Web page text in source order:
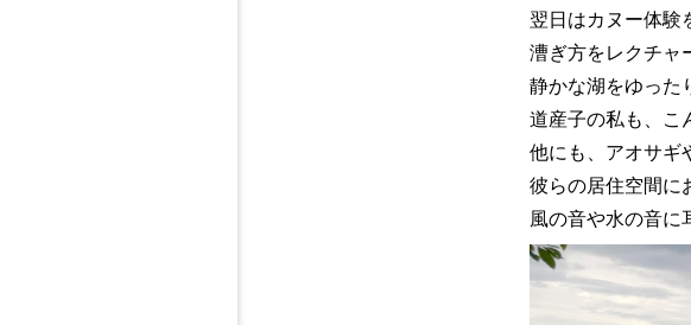
翌日はカヌー体験
漕ぎ方をレクチャ
静かな湖をゆった
道産子の私も、こ
他にも、アオサギ
彼らの居住空間に
風の音や水の音に